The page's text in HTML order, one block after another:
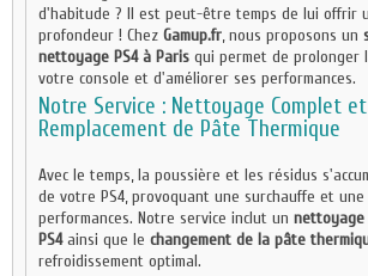
d'habitude ? Il est peut-être temps de lui offrir
profondeur ! Chez Gamup.fr, nous proposons un
nettoyage PS4 à Paris qui permet de prolonger
votre console et d'améliorer ses performances.
Notre Service : Nettoyage Complet et
Remplacement de Pâte Thermique
Avec le temps, la poussière et les résidus
de votre PS4, provoquant une surchauffe et une
performances. Notre service inclut un nettoyage
PS4ainsi que le changement de la pâte
refroidissement optimal.